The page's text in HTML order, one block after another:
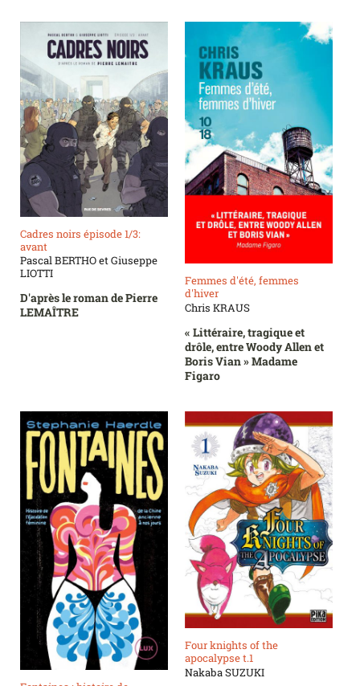
Cadres noirs épisode 1/3:
avant
Pascal BERTHO et Giuseppe
LIOTTI
D'après le roman de Pierre
LEMAÎTRE
Femmes d'été, femmes
d'hiver
Chris KRAUS
« Littéraire, tragique et
drôle, entre Woody Allen et
Boris Vian » Madame
Figaro
Four knights of the
apocalypse t.1
Nakaba SUZUKI